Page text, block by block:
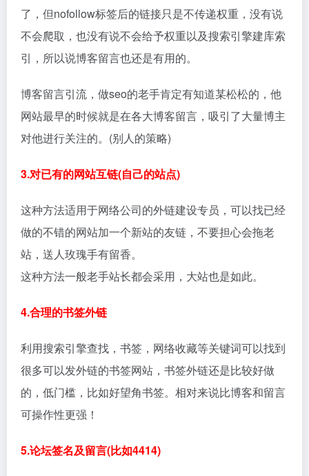
了，但nofollow标签后的链接只是不传递权重，没有说
不会爬取，也没有说不会给予权重以及搜索引擎建库索
引，所以说博客留言也还是有用的。
博客留言引流，做seo的老手肯定有知道某松松的，他
网站最早的时候就是在各大博客留言，吸引了大量博主
对他进行关注的。(别人的策略)
3.对已有的网站互链(自己的站点)
这种方法适用于网络公司的外链建设专员，可以找已经
做的不错的网站加一个新站的友链，不要担心会拖老
站，送人玫瑰手有留香。
这种方法一般老手站长都会采用，大站也是如此。
4.合理的书签外链
利用搜索引擎查找，书签，网络收藏等关键词可以找到
很多可以发外链的书签网站，书签外链还是比较好做
的，低门槛，比如好望角书签。相对来说比博客和留言
可操作性更强！
5.论坛签名及留言(比如4414)